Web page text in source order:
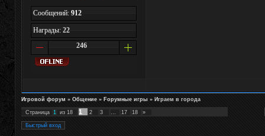
Сообщений: 912
Награды: 22
246
Игровой форум » Общение » Fорумные игры » Играем в города
Страница 1 из 18 1 2 3 … 17 18 »